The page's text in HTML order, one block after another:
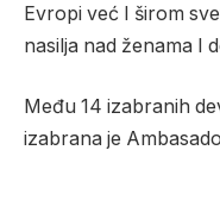
Evropi već I širom
nasilja nad ženama I
Među 14 izabranih
izabrana je